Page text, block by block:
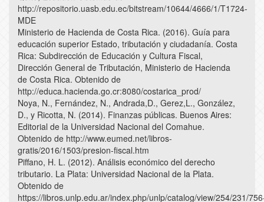
http://repositorio.uasb.edu.ec/bitstream/10644/4666/1/T1724-
MDE
Ministerio de Hacienda de Costa Rica. (2016). Guía para
educación superior Estado, tributación y ciudadanía. Costa
Rica: Subdirección de Educación y Cultura Fiscal,
Dirección General de Tributación, Ministerio de Hacienda
de Costa Rica. Obtenido de
http://educa.hacienda.go.cr:8080/costarica_prod/
Noya, N., Fernández, N., Andrada,D., Gerez,L., González,
D., y Ricotta, N. (2014). Finanzas públicas. Buenos Aires:
Editorial de la Universidad Nacional del Comahue.
Obtenido de http://www.eumed.net/libros-
gratis/2016/1503/presion-fiscal.htm
Piffano, H. L. (2012). Análisis económico del derecho
tributario. La Plata: Universidad Nacional de la Plata.
Obtenido de
https://libros.unlp.edu.ar/index.php/unlp/catalog/view/254/231/